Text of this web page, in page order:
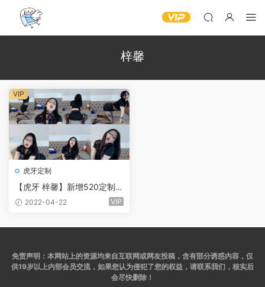
梓馨
虎牙定制
【虎牙 梓馨】新增520定制娇
喘热舞！捆绑表情吐奶~(1V/8
2022-04-22 VIP
VIP
免责声明：本网站上的资源均来自互联网或网友投稿，含有部分诱惑内容，仅
供19岁以上内部会员交流，如果您认为侵犯了您的权益，请联系我们，核实后
会尽快删除！